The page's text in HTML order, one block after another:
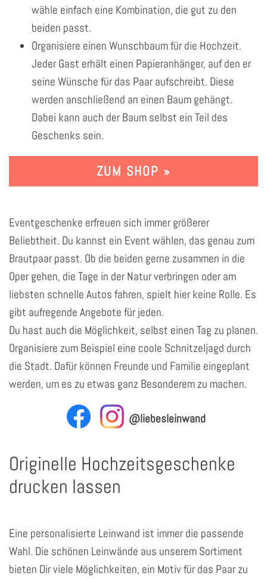
wähle einfach eine Kombination, die gut zu den
beiden passt.
Organisiere einen Wunschbaum für die Hochzeit.
Jeder Gast erhält einen Papieranhänger, auf den er
seine Wünsche für das Paar aufschreibt. Diese
werden anschließend an einen Baum gehängt.
Dabei kann auch der Baum selbst ein Teil des
Geschenks sein.
ZUM SHOP »
Eventgeschenke erfreuen sich immer größerer
Beliebtheit. Du kannst ein Event wählen, das genau zum
Brautpaar passt. Ob die beiden gerne zusammen in die
Oper gehen, die Tage in der Natur verbringen oder am
liebsten schnelle Autos fahren, spielt hier keine Rolle. Es
gibt aufregende Angebote für jeden.
Du hast auch die Möglichkeit, selbst einen Tag zu planen.
Organisiere zum Beispiel eine coole Schnitzeljagd durch
die Stadt. Dafür können Freunde und Familie eingeplant
werden, um es zu etwas ganz Besonderem zu machen.
@liebesleinwand
Originelle Hochzeitsgeschenke
drucken lassen
Eine personalisierte Leinwand ist immer die passende
Wahl. Die schönen Leinwände aus unserem Sortiment
bieten Dir viele Möglichkeiten, ein Motiv für das Paar zu